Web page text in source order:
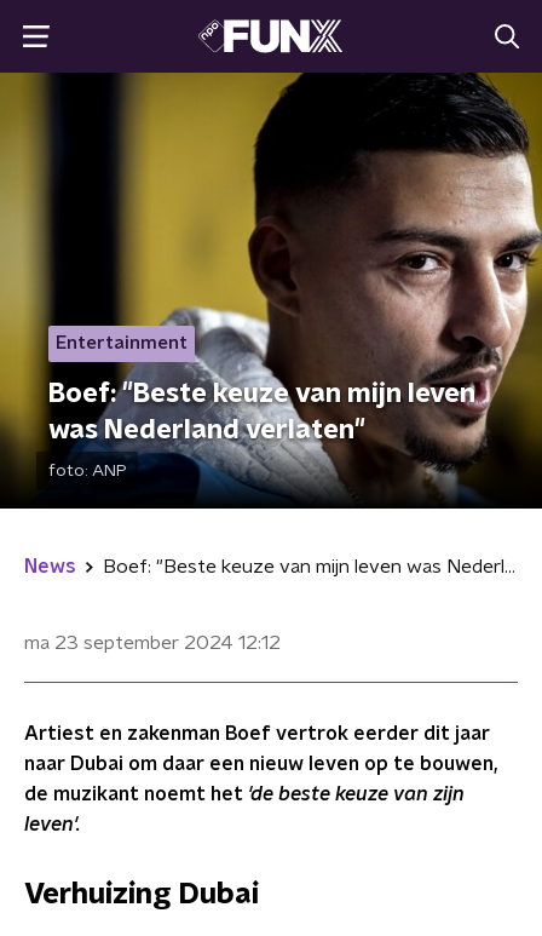
Entertainment
Boef: "Beste keuze van mijn leven
was Nederland verlaten"
foto: ANP
News Boef: "Beste keuze van mijn leven was Nederland verlaten"
ma 23 september 2024 12:12
Artiest en zakenman Boef vertrok eerder dit jaar
naar Dubai om daar een nieuw leven op te bouwen,
de muzikant noemt het 'de beste keuze van zijn
leven'.
Verhuizing Dubai